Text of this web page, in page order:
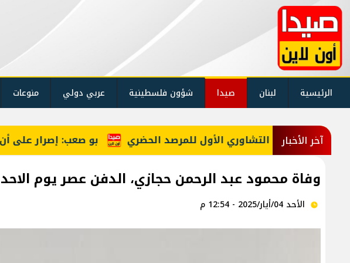
الرئيسية لبنان صيدا شؤون فلسطينية عربي دولي منوعات
آخر الأخبار بو صعب: إصرار على أن يمر التشاوري الأول للمرصد الحضري
وفاة محمود عبد الرحمن حجازي، الدفن عصر يوم الاحد في 4
الأحد 04/أيار/2025 - 12:54 م